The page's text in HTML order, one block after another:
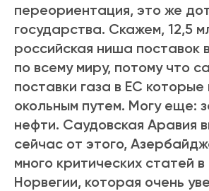
переориентация, это же
государства. Скажем, 12,5
российская ниша поставок
по всему миру, потому что
поставки газа в ЕС которые
окольным путем. Могу еще:
нефти. Саудовская Аравия
сейчас от этого,
много критических статей
Норвегии, которая очень